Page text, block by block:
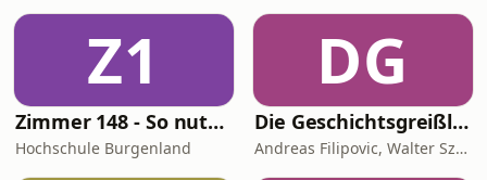
Z1
Zimmer 148 - So nutzen wir KI
Hochschule Burgenland
DG
Die Geschichtsgreißlerei
Andreas Filipovic, Walter Szevera